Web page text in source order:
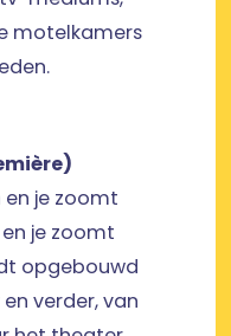
motelkamers
je zoomt
je zoomt
opgebouwd
verder, van